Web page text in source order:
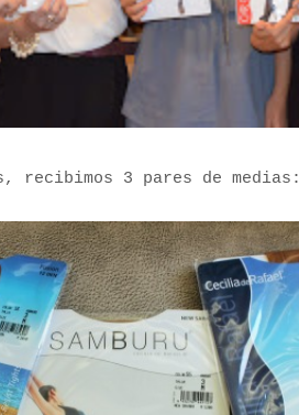
recibimos 3 pares de medias: